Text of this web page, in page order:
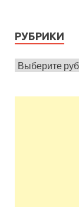
РУБРИКИ